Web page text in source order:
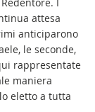
attesa
anticiparono
le seconde,
rappresentate
maniera
eletto a tutta